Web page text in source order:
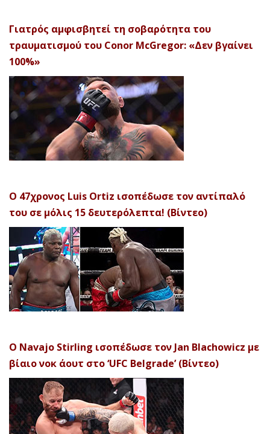
Γιατρός αμφισβητεί τη σοβαρότητα του
τραυματισμού του Conor McGregor: «Δεν βγαίνει
100%»
Ο 47χρονος Luis Ortiz ισοπέδωσε τον αντίπαλό
του σε μόλις 15 δευτερόλεπτα! (Βίντεο)
Ο Navajo Stirling ισοπέδωσε τον Jan Blachowicz με
βίαιο νοκ άουτ στο ‘UFC Belgrade’ (Βίντεο)